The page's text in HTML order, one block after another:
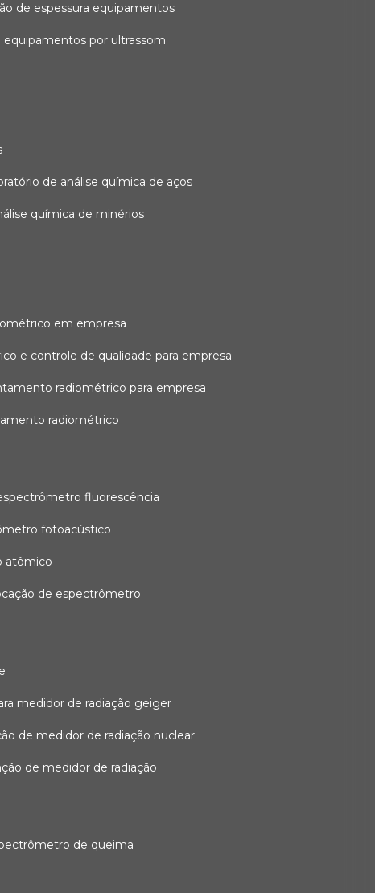
de espessura equipamentos
equipamentos por ultrassom
de análise química de aços
química de minérios
em empresa
e controle de qualidade para empresa
radiométrico para empresa
radiométrico
fluorescência
fotoacústico
atômico
de espectrômetro
medidor de radiação geiger
de medidor de radiação nuclear
de medidor de radiação
de queima